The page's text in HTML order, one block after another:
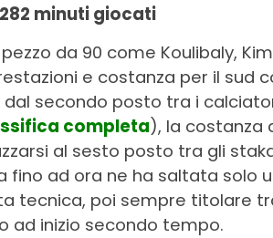
minuti giocati
da 90 come Koulibaly,
e costanza per il sud
secondo posto tra i
completa), la costanza
al sesto posto tra gli
fino ad ora ne ha saltata solo
tecnica, poi sempre titolare
ad inizio secondo tempo.